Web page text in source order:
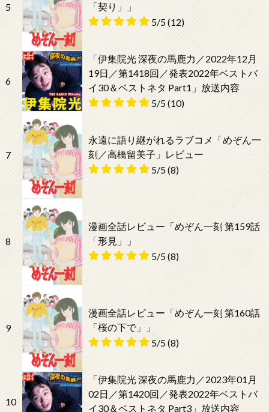
5
「契り」」
5/5(12)
6
「伊集院光 深夜の馬鹿力／2022年12月
19日／第1418回／発表2022年ベストバ
イ30＆ベストネタ Part1」放送内容
5/5(10)
7
永遠に語り継がれるラブコメ「めぞん一
刻／高橋留美子」レビュー
5/5(8)
8
漫画全話レビュー「めぞん一刻 第159話
「形見」」
5/5(8)
9
漫画全話レビュー「めぞん一刻 第160話
「桜の下で」」
5/5(8)
10
「伊集院光 深夜の馬鹿力／2023年01月
02日／第1420回／発表2022年ベストバ
イ30＆ベストネタ Part3」放送内容